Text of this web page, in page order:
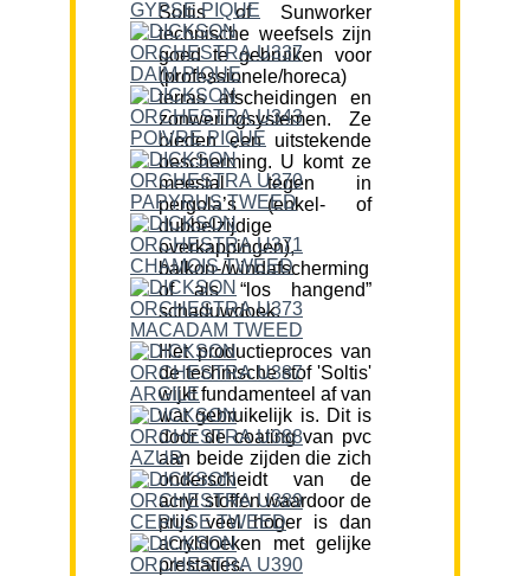
Soltis of Sunworker
technische weefsels zijn
goed te gebruiken voor
(professionele/horeca)
terras afscheidingen en
zonweringsystemen. Ze
bieden een uitstekende
bescherming. U komt ze
meestal tegen in
pergola’s (enkel- of
dubbelzijdige
overkappingen),
balkon-/windafscherming
of als “los hangend”
schaduwdoek.
Het productieproces van
de technische stof 'Soltis'
wijkt fundamenteel af van
wat gebruikelijk is. Dit is
door de coating van pvc
aan beide zijden die zich
onderscheidt van de
acryl stoffen waardoor de
prijs veel hoger is dan
acryldoeken met gelijke
prestaties.